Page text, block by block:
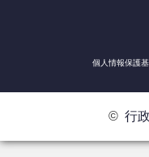
個人情報保護
© 行